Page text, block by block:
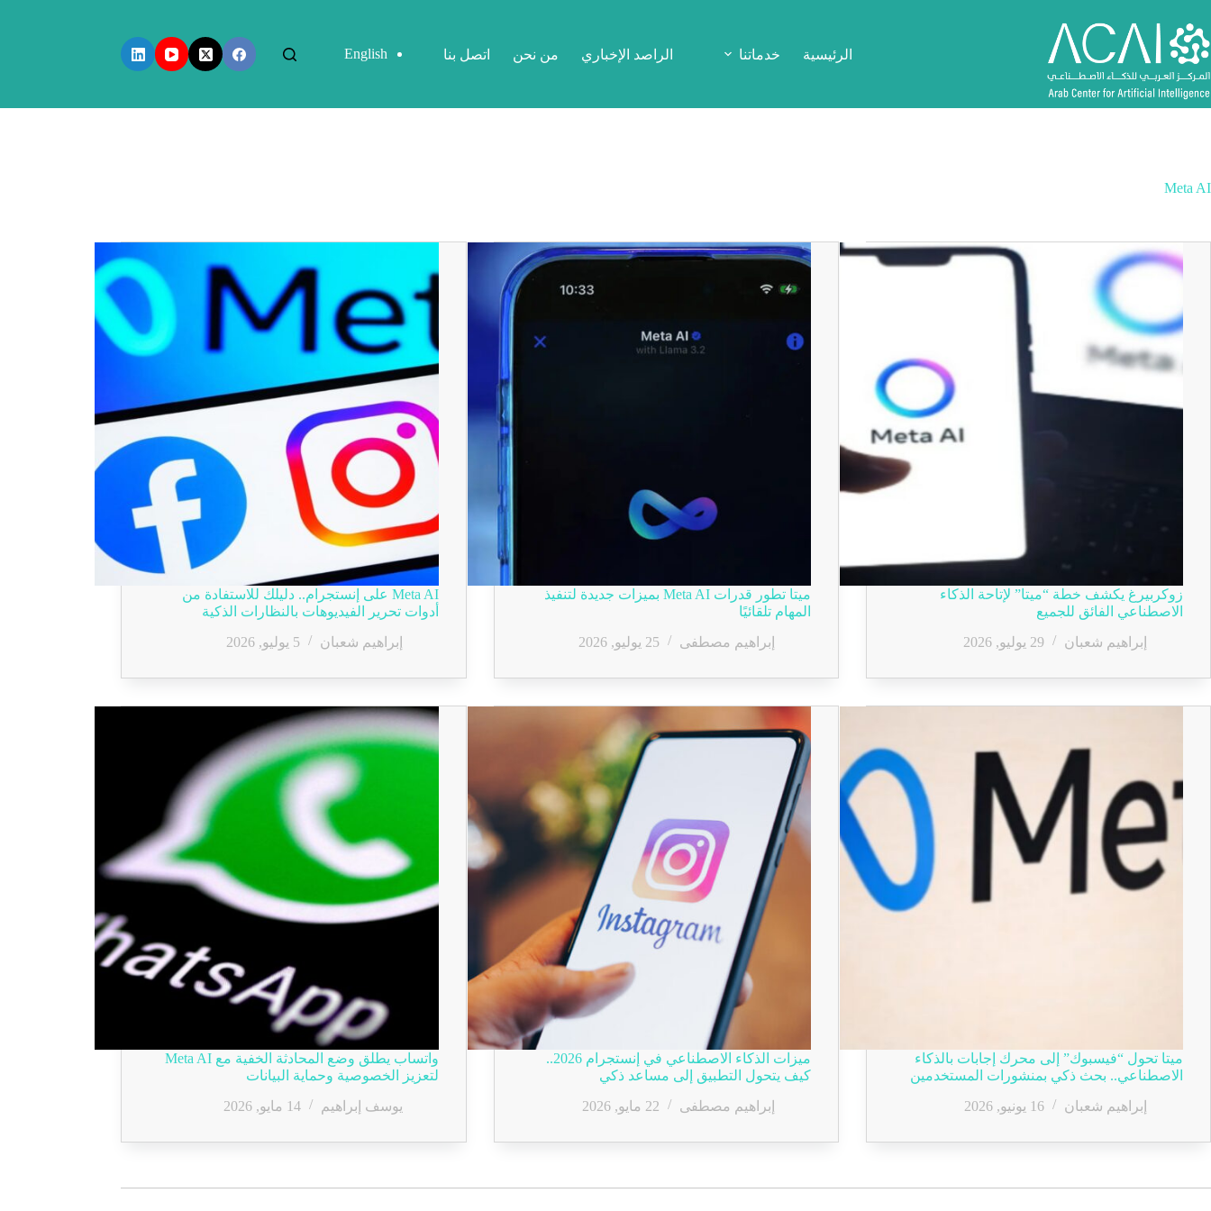
إلى
المحتوى
الرئيسية خدماتنا الراصد الإخباري من نحن اتصل بنا English
Meta AI
زوكربيرغ يكشف خطة “ميتا” لإتاحة الذكاء
الاصطناعي الفائق للجميع
إبراهيم شعبان
29 يوليو, 2026
ميتا تطور قدرات Meta AI بميزات جديدة لتنفيذ
المهام تلقائيًا
إبراهيم مصطفى
25 يوليو, 2026
Meta AI على إنستجرام.. دليلك للاستفادة من
أدوات تحرير الفيديوهات بالنظارات الذكية
إبراهيم شعبان
5 يوليو, 2026
ميتا تحول “فيسبوك” إلى محرك إجابات بالذكاء
الاصطناعي.. بحث ذكي بمنشورات المستخدمين
إبراهيم شعبان
16 يونيو, 2026
ميزات الذكاء الاصطناعي في إنستجرام 2026..
كيف يتحول التطبيق إلى مساعد ذكي
إبراهيم مصطفى
22 مايو, 2026
واتساب يطلق وضع المحادثة الخفية مع Meta AI
لتعزيز الخصوصية وحماية البيانات
يوسف إبراهيم
14 مايو, 2026